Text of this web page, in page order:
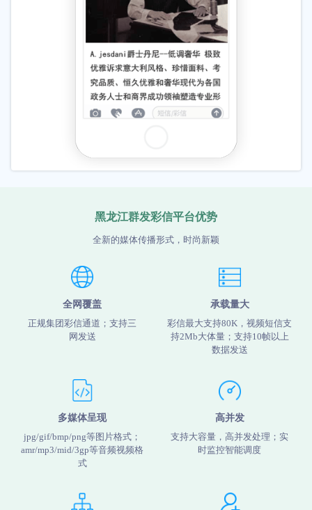
黑龙江群发彩信平台优势
全新的媒体传播形式，时尚新颖
全网覆盖
正规集团彩信通道；支持三
网发送
承载量大
彩信最大支持80K，视频短信支
持2Mb大体量；支持10帧以上
数据发送
多媒体呈现
jpg/gif/bmp/png等图片格式；
amr/mp3/mid/3gp等音频视频格
式
高并发
支持大容量，高并发处理；实
时监控智能调度